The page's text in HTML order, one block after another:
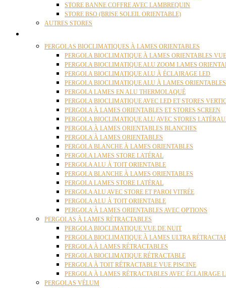
STORE BANNE COFFRE AVEC LAMBREQUIN
STORE BSO (BRISE SOLEIL ORIENTABLE)
AUTRES STORES
PERGOLAS BIOCLIMATIQUES À LAMES ORIENTABLES
PERGOLA BIOCLIMATIQUE À LAMES ORIENTABLES
PERGOLA BIOCLIMATIQUE ALU ZOOM LAMES
PERGOLA BIOCLIMATIQUE ALU À ÉCLAIRAGE LED
PERGOLA BIOCLIMATIQUE ALU À LAMES
PERGOLA LAMES EN ALU THERMOLAQUÉ
PERGOLA BIOCLIMATIQUE AVEC LED ET STORES
PERGOLA À LAMES ORIENTABLES ET STORES SCREEN
PERGOLA BIOCLIMATIQUE ALU AVEC STORES
PERGOLA À LAMES ORIENTABLES BLANCHES
PERGOLA À LAMES ORIENTABLES
PERGOLA BLANCHE À LAMES ORIENTABLES
PERGOLA LAMES STORE LATÉRAL
PERGOLA ALU À TOIT ORIENTABLE
PERGOLA BLANCHE À LAMES ORIENTABLES
PERGOLA LAMES STORE LATÉRAL
PERGOLA ALU AVEC STORE ET PAROI VITRÉE
PERGOLA ALU À TOIT ORIENTABLE
PERGOLA À LAMES ORIENTABLES AVEC OPTIONS
PERGOLAS À LAMES RÉTRACTABLES
PERGOLA BIOCLIMATIQUE VUE DE NUIT
PERGOLA BIOCLIMATIQUE À LAMES ULTRA
PERGOLA À LAMES RÉTRACTABLES
PERGOLA BIOCLIMATIQUE RÉTRACTABLE
PERGOLA À TOIT RÉTRACTABLE VUE PISCINE
PERGOLA À LAMES RÉTRACTABLES AVEC ÉCLAIRAGE
PERGOLAS VÉLUM